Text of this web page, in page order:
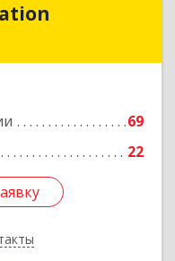
69
22
Подробнее